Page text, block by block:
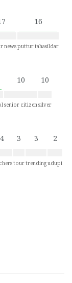
news
16
puttur tahasildar
10
senior citizen
10
silver
4 3
tour
3
trending
2
udupi